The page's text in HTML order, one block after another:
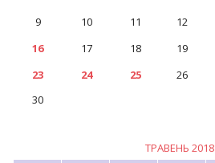
9
10 11 12
16
17 18 19
23
24 25 26
30
ТРАВЕНЬ 2018